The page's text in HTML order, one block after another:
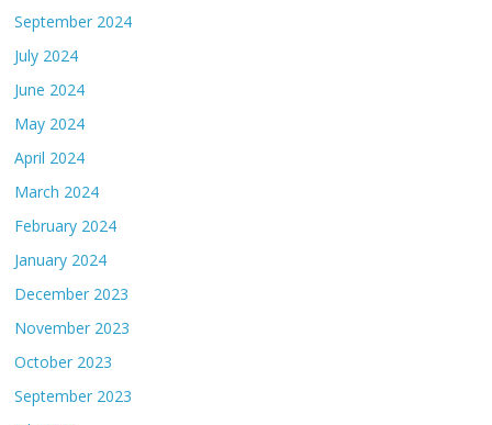
September 2024
July 2024
June 2024
May 2024
April 2024
March 2024
February 2024
January 2024
December 2023
November 2023
October 2023
September 2023